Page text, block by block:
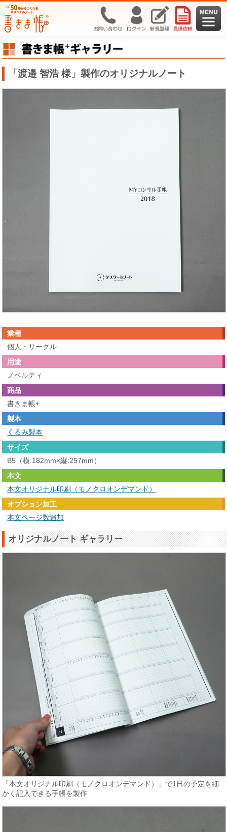
「渡邉 智浩 様」製作のオリジナルノート
業種
個人・サークル
用途
ノベルティ
商品
書きま帳+
製本
くるみ製本
サイズ
B5（横:182mm×縦:257mm）
本文
本文オリジナル印刷（モノクロオンデマンド）
オプション加工
本文ページ数追加
オリジナルノート ギャラリー
「本文オリジナル印刷（モノクロオンデマンド）」で1日の予定を細
かく記入できる手帳を製作